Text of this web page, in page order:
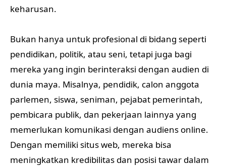
keharusan.
Bukan hanya untuk profesional di bidang seperti
pendidikan, politik, atau seni, tetapi juga bagi
mereka yang ingin berinteraksi dengan audien di
dunia maya. Misalnya, pendidik, calon anggota
parlemen, siswa, seniman, pejabat pemerintah,
pembicara publik, dan pekerjaan lainnya yang
memerlukan komunikasi dengan audiens online.
Dengan memiliki situs web, mereka bisa
meningkatkan kredibilitas dan posisi tawar dalam